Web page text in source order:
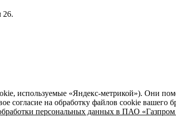
26.
используемые «Яндекс-метрикой»). Они
согласие на обработку файлов cookie вашего
персональных данных в ПАО «Газпром